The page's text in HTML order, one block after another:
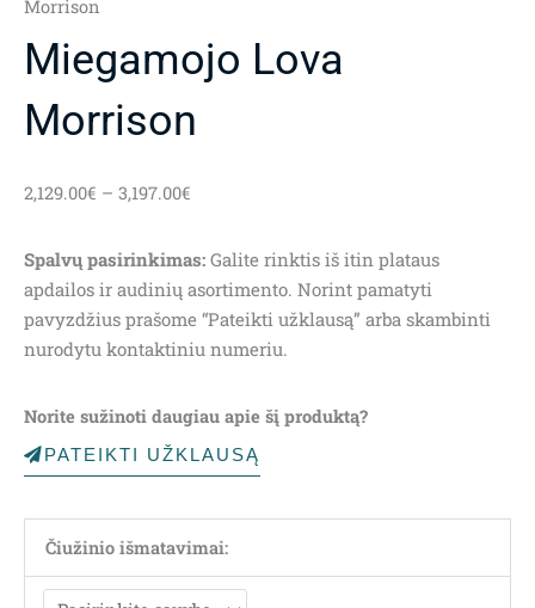
Morrison
Miegamojo Lova
Morrison
2,129.00€ – 3,197.00€
through
3,197.00€
Spalvų pasirinkimas: Galite rinktis iš itin plataus
apdailos ir audinių asortimento. Norint pamatyti
pavyzdžius prašome “Pateikti užklausą” arba skambinti
nurodytu kontaktiniu numeriu.
Norite sužinoti daugiau apie šį produktą?
PATEIKTI UŽKLAUSĄ
Čiužinio išmatavimai: